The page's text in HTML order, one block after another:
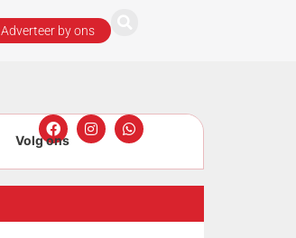
Adverteer by ons